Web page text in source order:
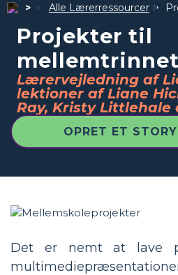
Alle Lærerressourcer
Projekter til
mellemtrinnet
Lærervejledning af
lektioner af Liane
Ray, Kristy Littlehale
OPRET ET
Det er nemt at lave